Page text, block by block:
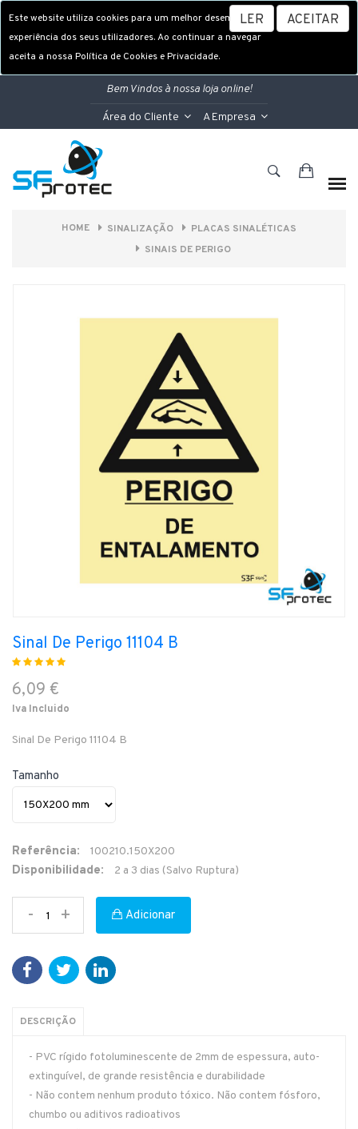
Este website utiliza cookies para um melhor desempenho e
experiência dos seus utilizadores. Ao continuar a navegar
aceita a nossa Política de Cookies e Privacidade.
LER ACEITAR
Bem Vindos à nossa loja online!
Área do Cliente A Empresa
HOME SINALIZAÇÃO
PLACAS SINALÉTICAS
SINAIS DE PERIGO
Sinal De Perigo 11104 B
6,09 €
Iva Incluido
Sinal De Perigo 11104 B
Tamanho
Referência: 100210.150X200
Disponibilidade: 2 a 3 dias (Salvo Ruptura)
- + Adicionar
DESCRIÇÃO
- PVC rígido fotoluminescente de 2mm de espessura, auto-
extinguível, de grande resistência e durabilidade
- Não contem nenhum produto tóxico. Não contem fósforo,
chumbo ou aditivos radioativos